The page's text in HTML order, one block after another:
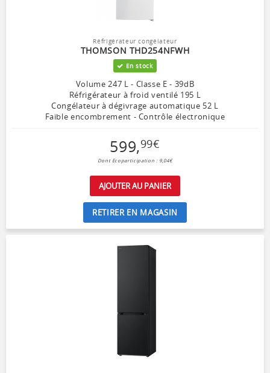
Réfrigérateur congélateur
THOMSON THD254NFWH
En stock
Volume 247 L - Classe E - 39dB
Réfrigérateur à froid ventilé 195 L
Congélateur à dégivrage automatique 52 L
Faible encombrement - Contrôle électronique
599,99€
Dont Ecoparticipation : 9,04€
AJOUTER AU PANIER
RETIRER EN MAGASIN